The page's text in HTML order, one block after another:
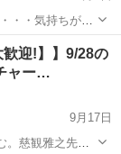
も🔦 そんな時こ
歓迎!】】9/28の
ャー…
9月17日
慈観雅之先生